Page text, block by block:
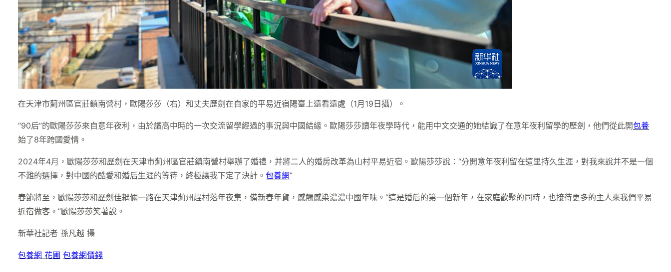
在天津市薊州區官莊鎮南營村，歐陽莎莎（右）和丈夫歷劍在自家的平易近宿陽臺上遠看遠處（1月19日攝）。
“90后”的歐陽莎莎來自意年夜利，由於讀高中時的一次交流留學經過的事況與中國結緣。歐陽莎莎讀年夜學時代，能用中文交通的她結識了在意年夜利留學的歷劍，他們從此開包養
始了8年跨國愛情。
2024年4月，歐陽莎莎和歷劍在天津市薊州區官莊鎮南營村舉辦了婚禮，并將二人的婚房改革為山村平易近宿。歐陽莎莎說：“分開意年夜利留在這里持久生涯，對我來說并不是一個
不難的選擇，對中國的酷愛和婚后生涯的等待，終極讓我下定了決計。 包養網”
春節將至，歐陽莎莎和歷劍佳耦倆一路在天津薊州趕村落年夜集，備新春年貨，感觸感染濃濃中國年味。“這是婚后的第一個新年，在家庭歡聚的同時，也接待更多的主人來我們平易
近宿做客。”歐陽莎莎笑著說。
新華社記者 孫凡越 攝
包養網 花圃 包養網價錢